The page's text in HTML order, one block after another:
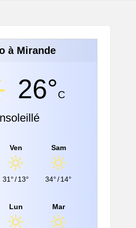
à Mirande
26°C
Ven
31° /13°
Sam
34° /14°
Lun Mar